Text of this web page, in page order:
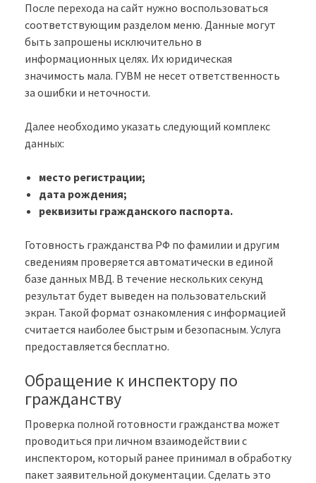
После перехода на сайт нужно воспользоваться
соответствующим разделом меню. Данные могут
быть запрошены исключительно в
информационных целях. Их юридическая
значимость мала. ГУВМ не несет ответственность
за ошибки и неточности.
Далее необходимо указать следующий комплекс
данных:
место регистрации;
дата рождения;
реквизиты гражданского паспорта.
Готовность гражданства РФ по фамилии и другим
сведениям проверяется автоматически в единой
базе данных МВД. В течение нескольких секунд
результат будет выведен на пользовательский
экран. Такой формат ознакомления с информацией
считается наиболее быстрым и безопасным. Услуга
предоставляется бесплатно.
Обращение к инспектору по
гражданству
Проверка полной готовности гражданства может
проводиться при личном взаимодействии с
инспектором, который ранее принимал в обработку
пакет заявительной документации. Сделать это